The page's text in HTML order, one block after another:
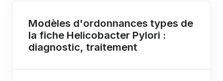
Modèles d'ordonnances types de
la fiche Helicobacter Pylori :
diagnostic, traitement